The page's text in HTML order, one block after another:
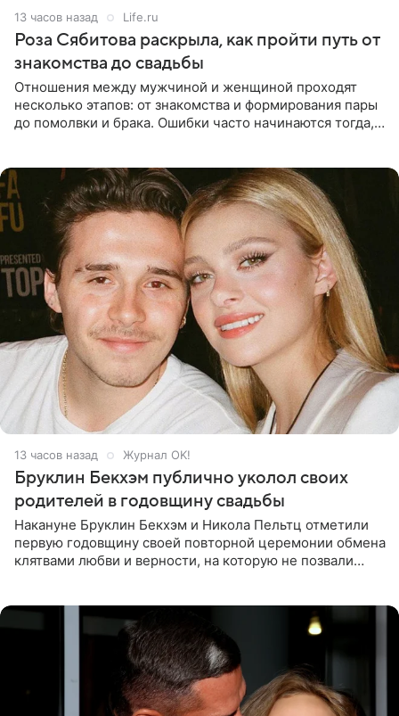
13 часов назад Life.ru
Роза Сябитова раскрыла, как пройти путь от
знакомства до свадьбы
Отношения между мужчиной и женщиной проходят
несколько этапов: от знакомства и формирования пары
до помолвки и брака. Ошибки часто начинаются тогда,
13 часов назад Журнал OK!
Бруклин Бекхэм публично уколол своих
родителей в годовщину свадьбы
Накануне Бруклин Бекхэм и Никола Пельтц отметили
первую годовщину своей повторной церемонии обмена
клятвами любви и верности, на которую не позвали